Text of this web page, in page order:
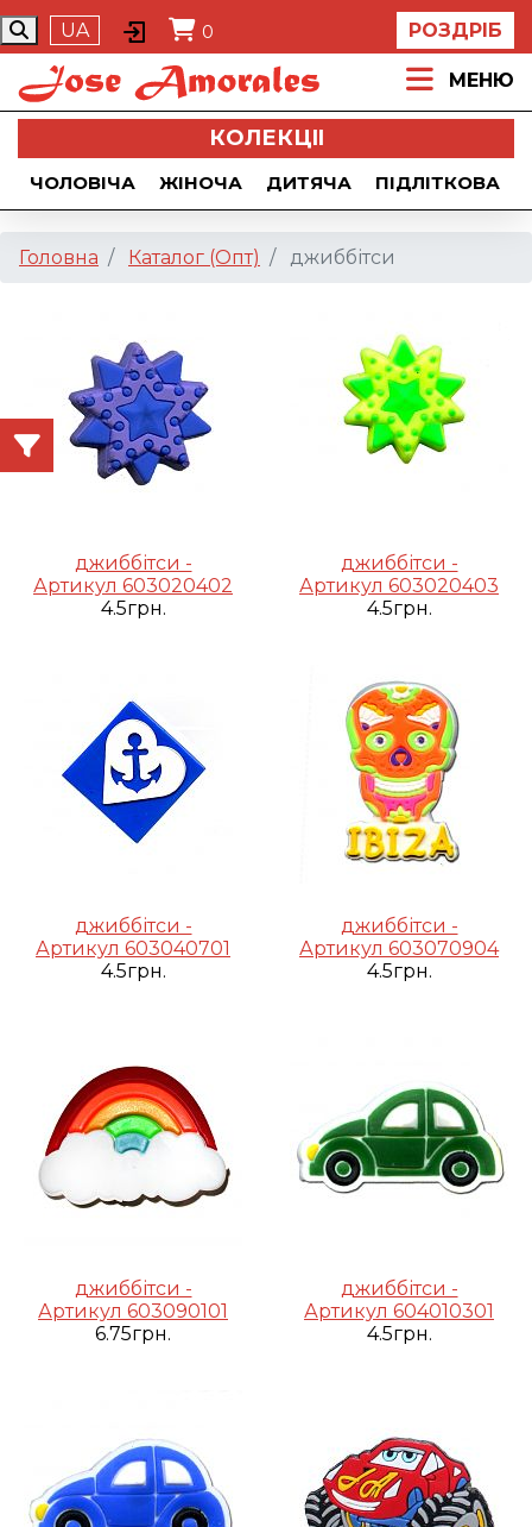
UA 0 РОЗДРІБ
МЕНЮ
КОЛЕКЦII
ЧОЛОВІЧА ЖІНОЧА ДИТЯЧА ПІДЛІТКОВА
Головна Каталог (Опт) джиббітси
джиббітси -
Артикул 603020402
4.5грн.
джиббітси -
Артикул 603020403
4.5грн.
джиббітси -
Артикул 603040701
4.5грн.
джиббітси -
Артикул 603070904
4.5грн.
джиббітси -
Артикул 603090101
6.75грн.
джиббітси -
Артикул 604010301
4.5грн.